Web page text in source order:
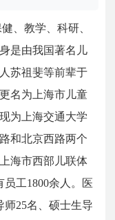
、教学、科研、
是由我国著名儿
苏祖斐等前辈于
名为上海市儿童
为上海交通大学
和北京西路两个
海市西部儿联体
工1800余人。医
师25名、硕士生导